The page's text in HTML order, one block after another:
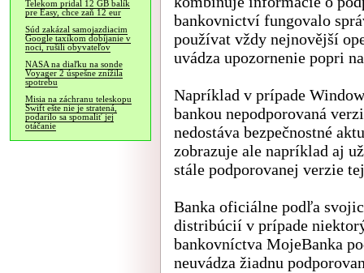
Telekom pridal 12 GB balík
pre Easy, chce zaň 12 eur
Súd zakázal samojazdiacim
Google taxíkom dobíjanie v
noci, rušili obyvateľov
NASA na diaľku na sonde
Voyager 2 úspešne znížila
spotrebu
Misia na záchranu teleskopu
Swift ešte nie je stratená,
podarilo sa spomaliť jej
otáčanie
bankovnictví fungovalo
používat vždy nejnovější
uvádza upozornenie popri
Napríklad v prípade
bankou nepodporovaná
nedostáva bezpečnostné
zobrazuje ale napríklad aj
stále podporovanej verzie
Banka oficiálne podľa
distribúcií v prípade
bankovníctva MojeBanka
neuvádza žiadnu